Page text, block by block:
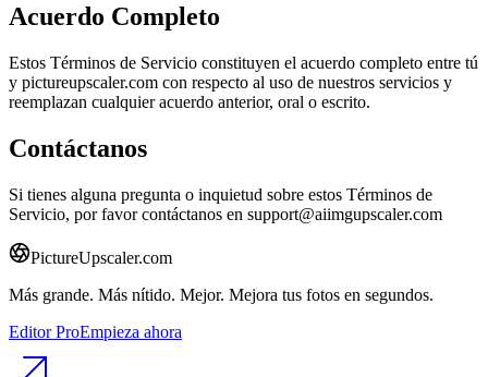
Acuerdo Completo
Estos Términos de Servicio constituyen el acuerdo completo entre tú
y pictureupscaler.com con respecto al uso de nuestros servicios y
reemplazan cualquier acuerdo anterior, oral o escrito.
Contáctanos
Si tienes alguna pregunta o inquietud sobre estos Términos de
Servicio, por favor contáctanos en support@aiimgupscaler.com
PictureUpscaler.com
Más grande. Más nítido. Mejor. Mejora tus fotos en segundos.
Editor ProEmpieza ahora